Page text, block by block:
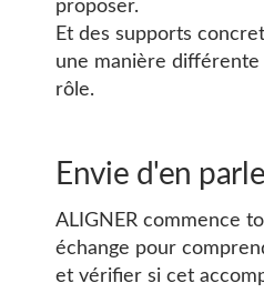
proposer.
Et des supports
une manière
rôle.
Envie d'en
ALIGNER commence
échange pour
et vérifier si cet